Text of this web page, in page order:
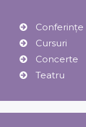
Conferințe
Cursuri
Concerte
Teatru